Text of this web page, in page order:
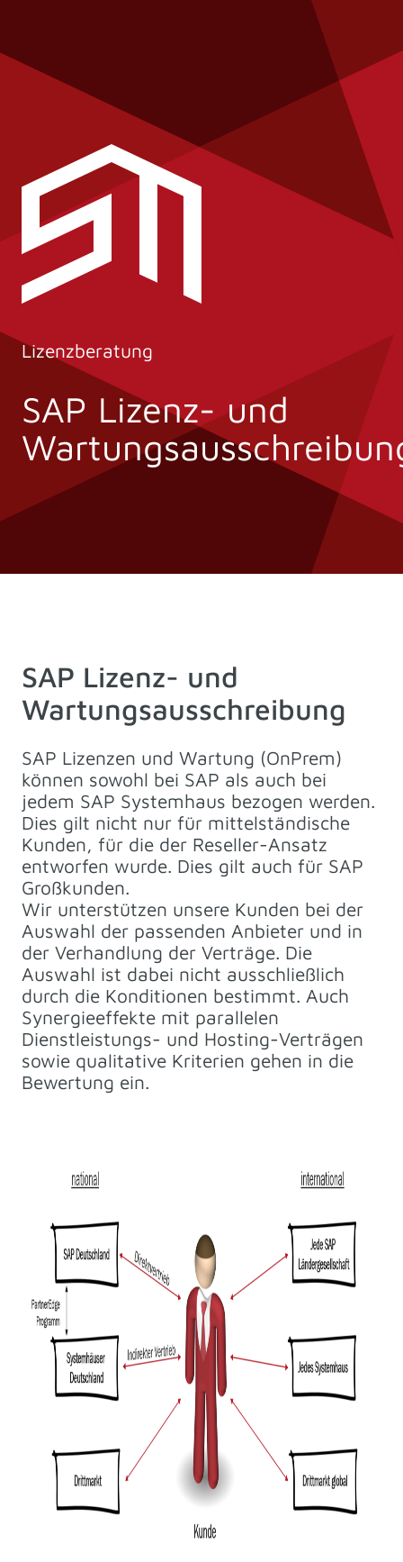
Lizenzberatung
SAP Lizenz- und
SAP Lizenz- und
Wartungsausschreibung
SAP Lizenzen und Wartung (OnPrem)
können sowohl bei SAP als auch bei
jedem SAP Systemhaus bezogen werden.
Dies gilt nicht nur für mittelständische
Kunden, für die der Reseller-Ansatz
entworfen wurde. Dies gilt auch für SAP
Großkunden.
Wir unterstützen unsere Kunden bei der
Auswahl der passenden Anbieter und in
der Verhandlung der Verträge. Die
Auswahl ist dabei nicht ausschließlich
durch die Konditionen bestimmt. Auch
Synergieeffekte mit parallelen
Dienstleistungs- und Hosting-Verträgen
sowie qualitative Kriterien gehen in die
Bewertung ein.